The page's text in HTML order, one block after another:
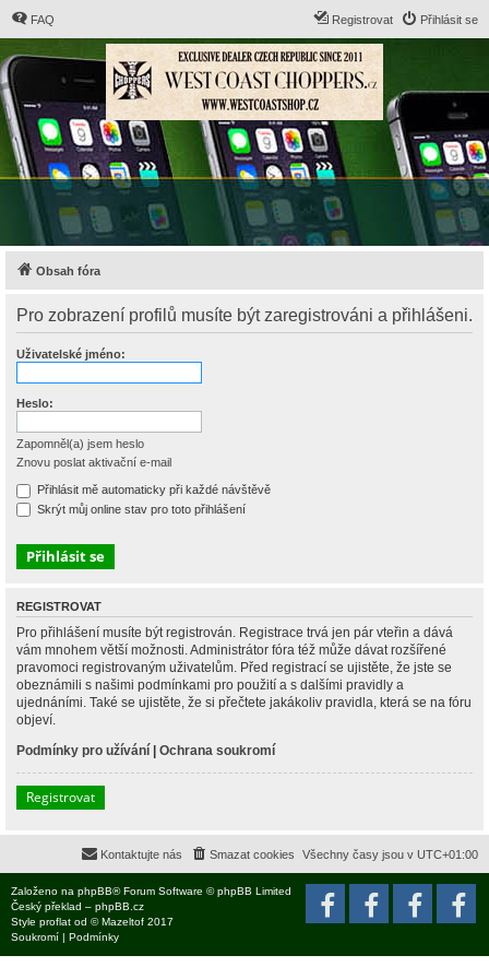
FAQ Přihlásit se
Registrovat
Obsah fóra
Pro zobrazení profilů musíte být zaregistrováni a přihlášeni.
Uživatelské jméno:
Heslo:
Zapomněl(a) jsem heslo
Znovu poslat aktivační e-mail
Přihlásit mě automaticky při každé návštěvě
Skrýt můj online stav pro toto přihlášení
REGISTROVAT
Pro přihlášení musíte být registrován. Registrace trvá jen pár vteřin a dává
vám mnohem větší možnosti. Administrátor fóra též může dávat rozšířené
pravomoci registrovaným uživatelům. Před registrací se ujistěte, že jste se
obeznámili s našimi podmínkami pro použití a s dalšími pravidly a
ujednáními. Také se ujistěte, že si přečtete jakákoliv pravidla, která se na fóru
objeví.
Podmínky pro užívání | Ochrana soukromí
Registrovat
Všechny časy jsou v UTC+01:00
Smazat cookies
Kontaktujte nás
Založeno na phpBB® Forum Software © phpBB Limited
Český překlad – phpBB.cz
Style proflat od ©Mazeltof 2017
Soukromí | Podmínky